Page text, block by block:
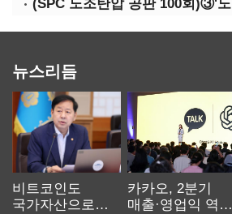
뉴스리듬
비트코인도
국가자산으로…'
카카오, 2분기
매출·영업익 역대